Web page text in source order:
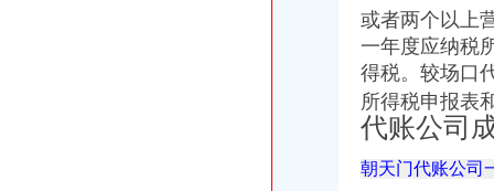
石家庄会计代账公司|石家庄工商注册代办|石家庄代办营业执照
沈代帐公司、沈代帐会计、沈代账公司、沈代账会计【今日推
武汉公司注册专家_代理记账_会计代账_代账公司_武汉中伦会计服务有
重庆市渝中区物业协会参观重庆天地认可丰诚物业优质服务_新浪家居
瑞安重庆天地商铺商铺出售,渝中区重庆天地企业天地临街住宅底商
或者两个以上
一年度应纳税
得税。 较场口
所得税申报表
代账公司
朝天门代账公司